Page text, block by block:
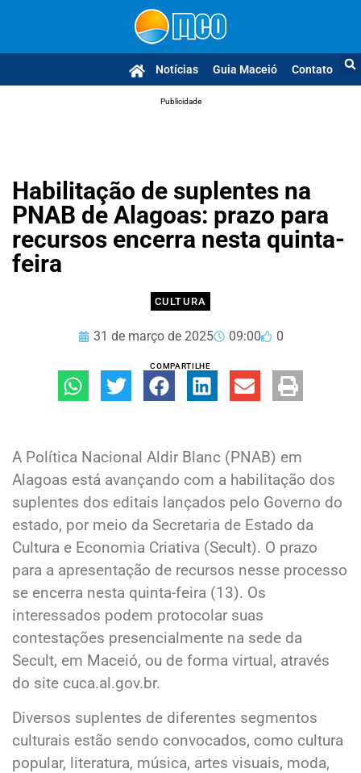
Notícias Guia Maceió Contato
Publicidade
Habilitação de suplentes na
PNAB de Alagoas: prazo para
recursos encerra nesta quinta-
feira
CULTURA
31 de março de 2025 09:00 0
COMPARTILHE
A Política Nacional Aldir Blanc (PNAB) em
Alagoas está avançando com a habilitação dos
suplentes dos editais lançados pelo Governo do
estado, por meio da Secretaria de Estado da
Cultura e Economia Criativa (Secult). O prazo
para a apresentação de recursos nesse processo
se encerra nesta quinta-feira (13). Os
interessados podem protocolar suas
contestações presencialmente na sede da
Secult, em Maceió, ou de forma virtual, através
do site cuca.al.gov.br.
Diversos suplentes de diferentes segmentos
culturais estão sendo convocados, como cultura
popular, literatura, música, artes visuais, moda,